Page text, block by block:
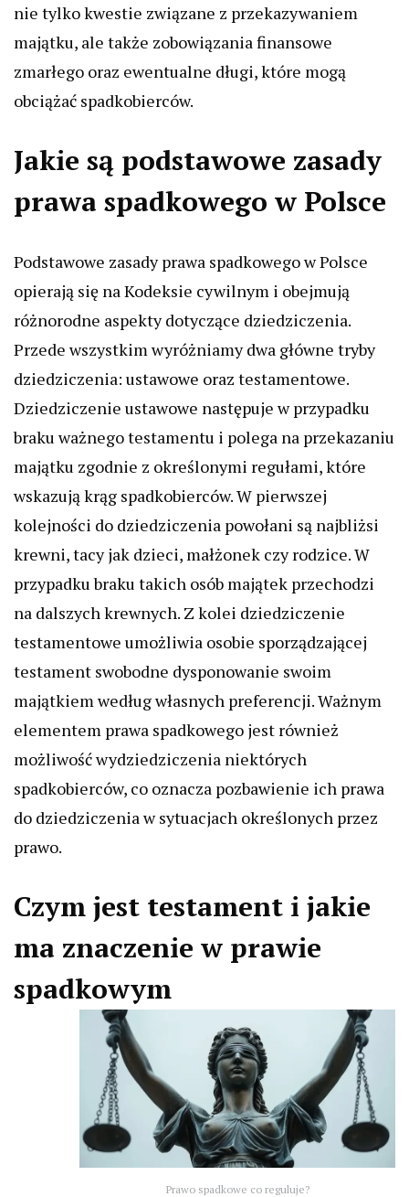
nie tylko kwestie związane z przekazywaniem
majątku, ale także zobowiązania finansowe
zmarłego oraz ewentualne długi, które mogą
obciążać spadkobierców.
Jakie są podstawowe zasady
prawa spadkowego w Polsce
Podstawowe zasady prawa spadkowego w Polsce
opierają się na Kodeksie cywilnym i obejmują
różnorodne aspekty dotyczące dziedziczenia.
Przede wszystkim wyróżniamy dwa główne tryby
dziedziczenia: ustawowe oraz testamentowe.
Dziedziczenie ustawowe następuje w przypadku
braku ważnego testamentu i polega na przekazaniu
majątku zgodnie z określonymi regułami, które
wskazują krąg spadkobierców. W pierwszej
kolejności do dziedziczenia powołani są najbliżsi
krewni, tacy jak dzieci, małżonek czy rodzice. W
przypadku braku takich osób majątek przechodzi
na dalszych krewnych. Z kolei dziedziczenie
testamentowe umożliwia osobie sporządzającej
testament swobodne dysponowanie swoim
majątkiem według własnych preferencji. Ważnym
elementem prawa spadkowego jest również
możliwość wydziedziczenia niektórych
spadkobierców, co oznacza pozbawienie ich prawa
do dziedziczenia w sytuacjach określonych przez
prawo.
Czym jest testament i jakie
ma znaczenie w prawie
spadkowym
Prawo spadkowe co reguluje?